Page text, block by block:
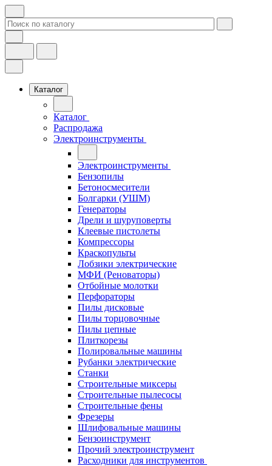
Каталог
Каталог
Распродажа
Электроинструменты
Электроинструменты
Бензопилы
Бетоносмесители
Болгарки (УШМ)
Генераторы
Дрели и шуруповерты
Клеевые пистолеты
Компрессоры
Краскопульты
Лобзики электрические
МФИ (Реноваторы)
Отбойные молотки
Перфораторы
Пилы дисковые
Пилы торцовочные
Пилы цепные
Плиткорезы
Полировальные машины
Рубанки электрические
Станки
Строительные миксеры
Строительные пылесосы
Строительные фены
Фрезеры
Шлифовальные машины
Бензоинструмент
Прочий электроинструмент
Расходники для инструментов